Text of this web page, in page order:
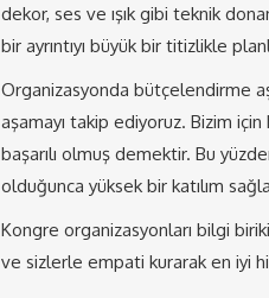
dekor, ses ve ışık gibi teknik
bir ayrıntıyı büyük bir titizlikle
Organizasyonda bütçelendirme
aşamayı takip ediyoruz. Bizim
başarılı olmuş demektir. Bu
olduğunca yüksek bir katılım
Kongre organizasyonları bilgi
ve sizlerle empati kurarak en iyi